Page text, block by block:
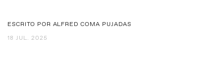
ESCRITO POR ALFRED COMA PUJADAS
18 JUL. 2025